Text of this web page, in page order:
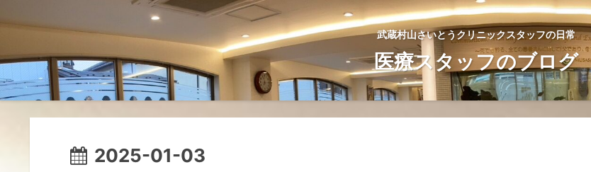
武蔵村山さいとうクリニックスタッフの日常
医療スタッフのブログ
2025-01-03